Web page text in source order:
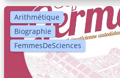
Arithmétique
Biographie
FemmesDeSciences